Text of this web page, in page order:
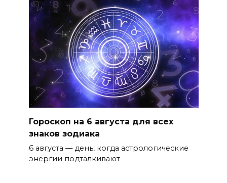
Гороскоп на 6 августа для всех
знаков зодиака
6 августа — день, когда астрологические
энергии подталкивают